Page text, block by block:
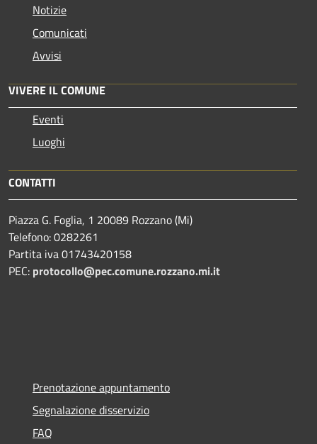
Notizie
Comunicati
Avvisi
VIVERE IL COMUNE
Eventi
Luoghi
CONTATTI
Piazza G. Foglia, 1 20089 Rozzano (Mi)
Telefono: 0282261
Partita iva 01743420158
PEC: protocollo@pec.comune.rozzano.mi.it
Prenotazione appuntamento
Segnalazione disservizio
FAQ